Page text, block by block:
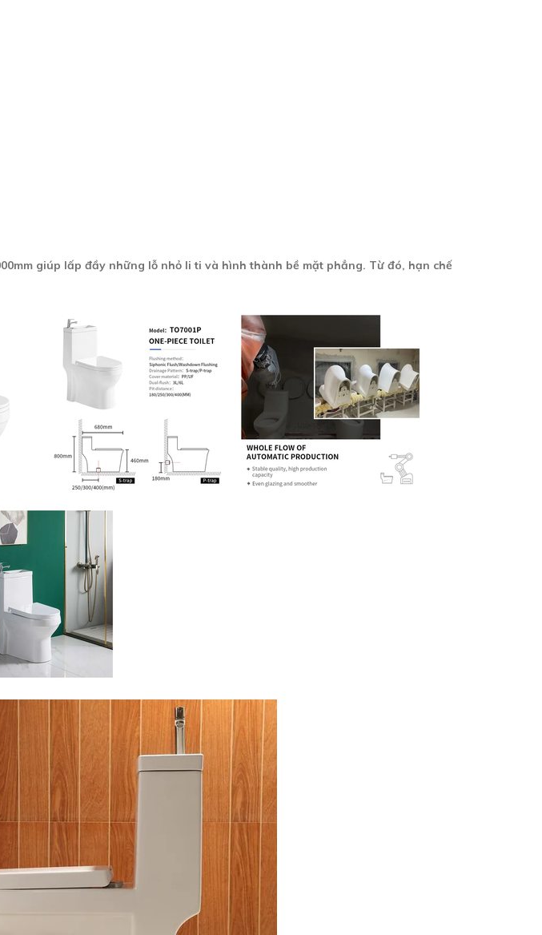
giúp lấp đầy những lỗ nhỏ li ti và hình thành bề mặt phẳng. Từ đó, hạn chế